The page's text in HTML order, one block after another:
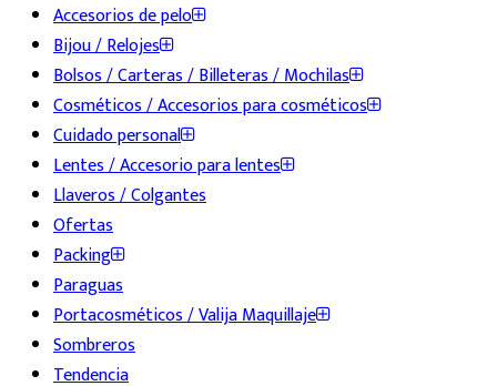
Accesorios de pelo
Bijou / Relojes
Bolsos / Carteras / Billeteras / Mochilas
Cosméticos / Accesorios para cosméticos
Cuidado personal
Lentes / Accesorio para lentes
Llaveros / Colgantes
Ofertas
Packing
Paraguas
Portacosméticos / Valija Maquillaje
Sombreros
Tendencia